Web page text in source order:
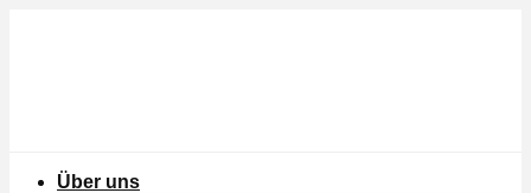
Über uns